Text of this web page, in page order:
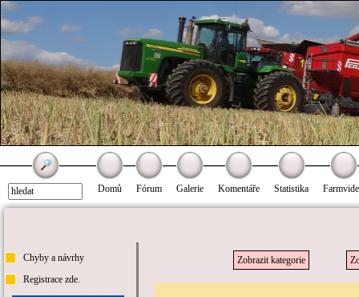
Domů Fórum Galerie Komentáře Statistika
Chyby a návrhy
Registrace zde.
Zobrazit kategorie